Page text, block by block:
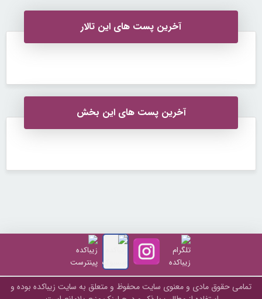
آخرین پست های این تالار
آخرین پست های این بخش
تمامی حقوق مادی و معنوی سایت محفوظ و متعلق به سايت زیباکده بوده و